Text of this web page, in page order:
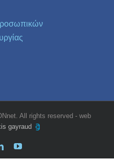
All rights reserved - web
gayraud
LinkedInYouTube